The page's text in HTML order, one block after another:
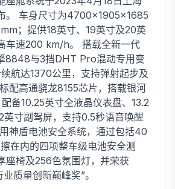
。 车身尺寸为4700×1905×1685
；提供18英寸、19英寸及20英
车速200 km/h。 搭载全新一代
8848与3挡DHT Pro混动专用变
航达1370公里，支持弹射起步及
配高通骁龙8155芯片，搭载银河
备10.25英寸全液晶仪表盘、13.2
英寸副驾屏，支持0.5秒语音唤醒
神盾电池安全系统，通过包括40
在内的四项整车级电池安全测
座椅及256色氛围灯，并荣获
质量创新巅峰奖”。